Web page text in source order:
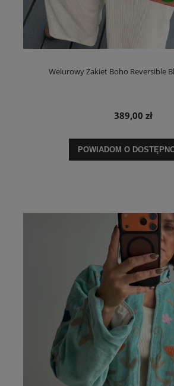
Welurowy Żakiet Boho Reversible
389,00 zł
POWIADOM O